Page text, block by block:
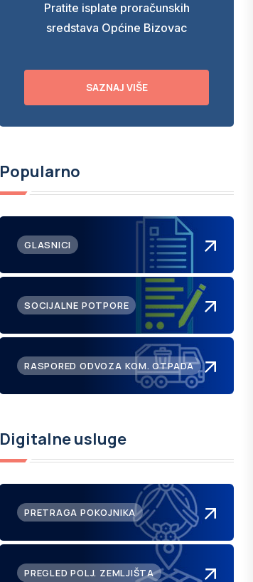
Pratite isplate proračunskih
sredstava Općine Bizovac
SAZNAJ VIŠE
Popularno
GLASNICI
SOCIJALNE POTPORE
RASPORED ODVOZA KOM. OTPADA
Digitalne usluge
PRETRAGA POKOJNIKA
PREGLED POLJ. ZEMLJIŠTA